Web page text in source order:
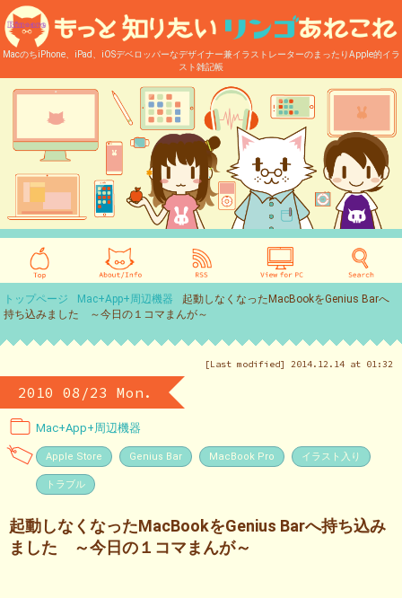
MacのちiPhone、iPad、iOSデベロッパーなデザイナー兼イラストレーターのまったりApple的イラ
スト雑記帳
トップページ Mac+App+周辺機器
起動しなくなったMacBookをGenius Barへ
持ち込みました ～今日の１コマまんが～
[Last modified] 2014.12.14 at 01:32
2010 08/23 Mon.
Mac+App+周辺機器
Apple Store Genius Bar MacBook Pro イラスト入り
トラブル
起動しなくなったMacBookをGenius Barへ持ち込み
ました ～今日の１コマまんが～